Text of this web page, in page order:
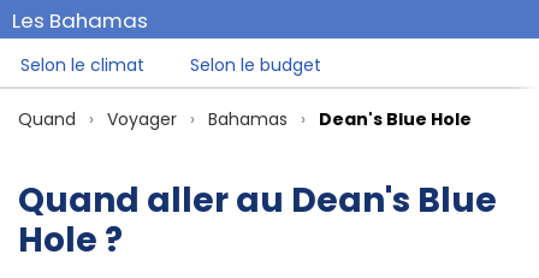
Les Bahamas
Selon le climat Selon le budget
Quand Voyager Bahamas Dean's Blue Hole
Quand aller au Dean's Blue
Hole ?